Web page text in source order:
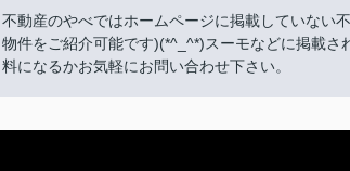
不動産のやべではホームページに掲載していない
物件をご紹介可能です)(*^_^*)スーモなどに掲載
料になるかお気軽にお問い合わせ下さい。